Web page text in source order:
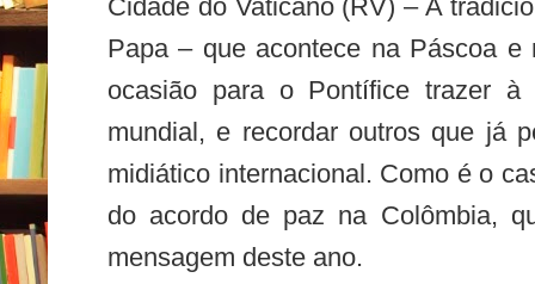
Cidade do Vaticano (RV) – A
Papa – que acontece na Páscoa
ocasião para o Pontífice trazer à
mundial, e recordar outros que já
midiático internacional. Como é o
do acordo de paz na Colômbia,
mensagem deste ano.